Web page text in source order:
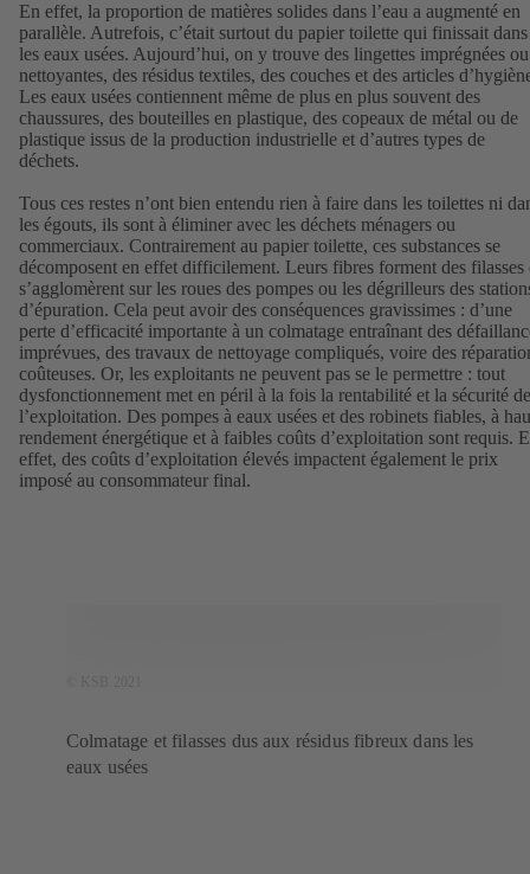
En effet, la proportion de matières solides dans l’eau a augmenté en
parallèle. Autrefois, c’était surtout du papier toilette qui finissait dans
les eaux usées. Aujourd’hui, on y trouve des lingettes imprégnées ou
nettoyantes, des résidus textiles, des couches et des articles
Les eaux usées contiennent même de plus en plus souvent des
chaussures, des bouteilles en plastique, des copeaux de métal ou de
plastique issus de la production industrielle et d’autres types de
déchets.
Tous ces restes n’ont bien entendu rien à faire dans les toilettes ni
les égouts, ils sont à éliminer avec les déchets ménagers ou
commerciaux. Contrairement au papier toilette, ces substances se
décomposent en effet difficilement. Leurs fibres forment des filasses
s’agglomèrent sur les roues des pompes ou les dégrilleurs des
d’épuration. Cela peut avoir des conséquences gravissimes : d’une
perte d’efficacité importante à un colmatage entraînant des
imprévues, des travaux de nettoyage compliqués, voire des
coûteuses. Or, les exploitants ne peuvent pas se le permettre : tout
dysfonctionnement met en péril à la fois la rentabilité et la sécurité de
l’exploitation. Des pompes à eaux usées et des robinets fiables, à
rendement énergétique et à faibles coûts d’exploitation sont requis.
effet, des coûts d’exploitation élevés impactent également le prix
imposé au consommateur final.
Colmatage et filasses dus aux résidus fibreux dans les
eaux usées